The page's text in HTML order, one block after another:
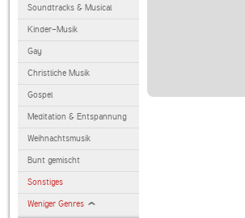
Soundtracks & Musical
Kinder-Musik
Gay
Christliche Musik
Gospel
Meditation & Entspannung
Weihnachtsmusik
Bunt gemischt
Sonstiges
Weniger Genres